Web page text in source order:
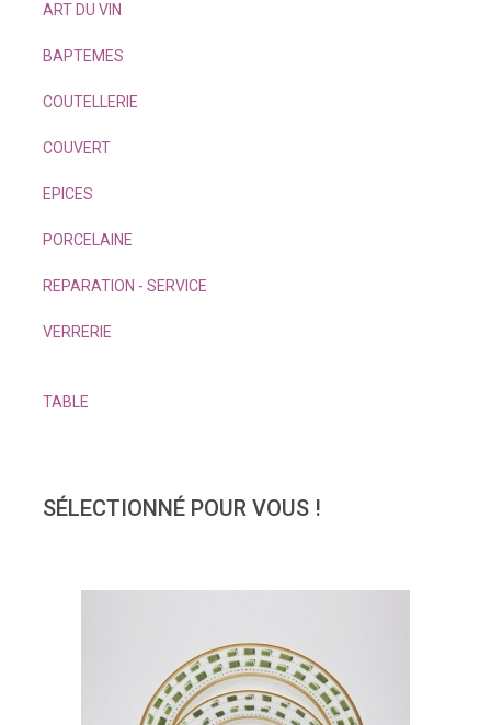
ART DU VIN
BAPTEMES
COUTELLERIE
COUVERT
EPICES
PORCELAINE
REPARATION - SERVICE
VERRERIE
TABLE
SÉLECTIONNÉ POUR VOUS !